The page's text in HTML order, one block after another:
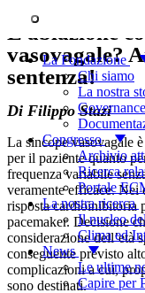
La Fondazione
Chi siamo
La nostra
Governance
Congresso
Archivio
Ricerca
Portale
La nostra ricerca
Il nucleo
Clima ed
News
Le ultime
Capire per
L’ablazione
vasovagale?
sentenza!
Di Filippo Stazi
La sincope vasovagale
per il paziente quanto
frequenza variabile
veramente efficace.
risposta cardioinibitoria
pacemaker. Decisione
considerazione dell’età
conseguente previsto
complicazioni a cui,
sono destinati.